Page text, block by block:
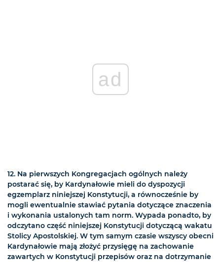
ad
12. Na pierwszych Kongregacjach ogólnych należy
postarać się, by Kardynałowie mieli do dyspozycji
egzemplarz niniejszej Konstytucji, a równocześnie by
mogli ewentualnie stawiać pytania dotyczące znaczenia
i wykonania ustalonych tam norm. Wypada ponadto, by
odczytano część niniejszej Konstytucji dotyczącą wakatu
Stolicy Apostolskiej. W tym samym czasie wszyscy obecni
Kardynałowie mają złożyć przysięgę na zachowanie
zawartych w Konstytucji przepisów oraz na dotrzymanie